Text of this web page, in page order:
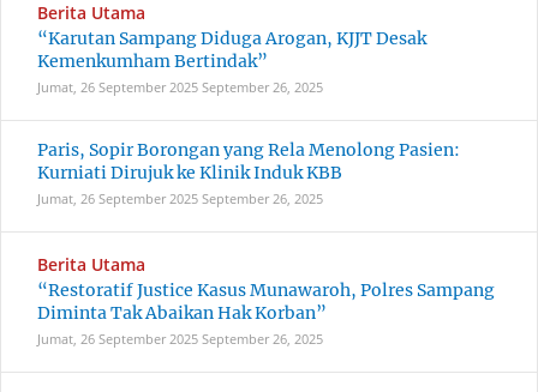
Berita Utama
“Karutan Sampang Diduga Arogan, KJJT Desak
Kemenkumham Bertindak”
Jumat, 26 September 2025 September 26, 2025
Paris, Sopir Borongan yang Rela Menolong Pasien:
Kurniati Dirujuk ke Klinik Induk KBB
Jumat, 26 September 2025 September 26, 2025
Berita Utama
“Restoratif Justice Kasus Munawaroh, Polres Sampang
Diminta Tak Abaikan Hak Korban”
Jumat, 26 September 2025 September 26, 2025